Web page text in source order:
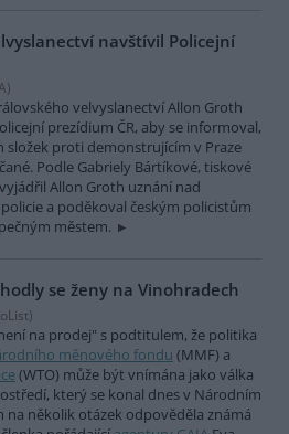
navštívil Policejní
)
velvyslanectví Allon Groth
prezídium ČR, aby se informoval,
složek proti demonstrujícím v Praze
Podle Gabriely Bártíkové, tiskové
Allon Groth uznání nad
a poděkoval českým policistům
městem.
se ženy na Vinohradech
na prodej" s podtitulem, že politika
měnového fondu (MMF) a
(WTO) může být vnímána jako válka
který se konal dnes v Národním
na několik otázek odpověděla známá